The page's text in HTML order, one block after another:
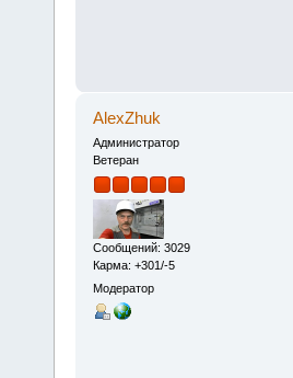
AlexZhuk
Администратор
Ветеран
Сообщений: 3029
Карма: +301/-5
Модератор